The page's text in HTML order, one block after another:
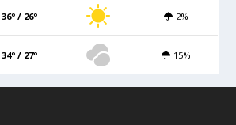
36º / 26º 2%
34º / 27º 15%